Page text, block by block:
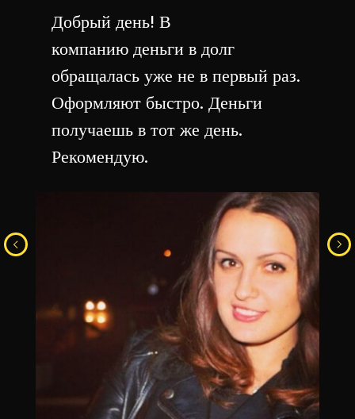
Добрый день! В
компанию деньги в долг
обращалась уже не в первый раз.
Оформляют быстро. Деньги
получаешь в тот же день.
Рекомендую.